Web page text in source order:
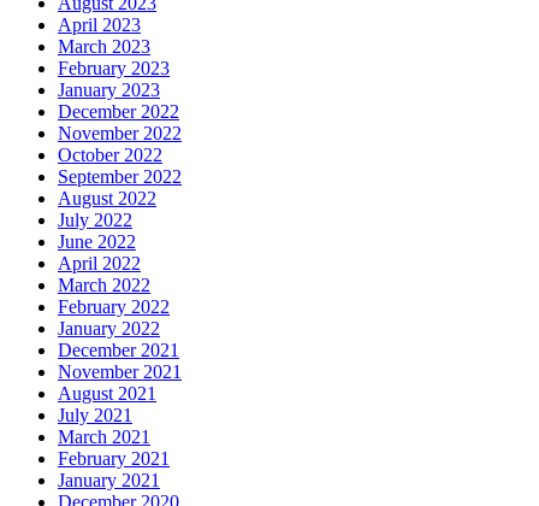
April 2023
March 2023
February 2023
January 2023
December 2022
November 2022
October 2022
September 2022
August 2022
July 2022
June 2022
April 2022
March 2022
February 2022
January 2022
December 2021
November 2021
August 2021
July 2021
March 2021
February 2021
January 2021
December 2020